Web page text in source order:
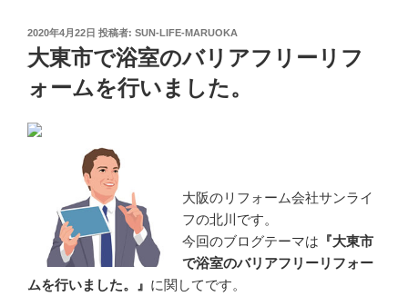
投
日:
2020年4月22日 投稿者: SUN-LIFE-MARUOKA
大東市で浴室のバリアフリーリフ
ォームを行いました。
大阪のリフォーム会社サンライ
フの北川です。
今回のブログテーマは 『大東市
で浴室のバリアフリーリフォー
ムを行いました。』 に関してです。